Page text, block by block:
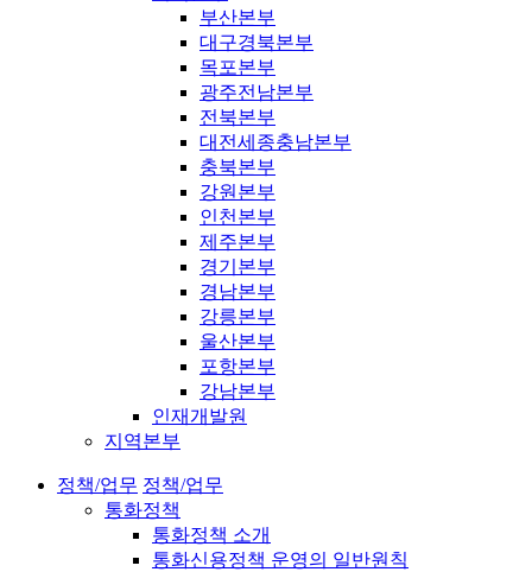
부산본부
대구경북본부
목포본부
광주전남본부
전북본부
대전세종충남본부
충북본부
강원본부
인천본부
제주본부
경기본부
경남본부
강릉본부
울산본부
포항본부
강남본부
인재개발원
지역본부
정책/업무 정책/업무
통화정책
통화정책 소개
통화신용정책 운영의 일반원칙